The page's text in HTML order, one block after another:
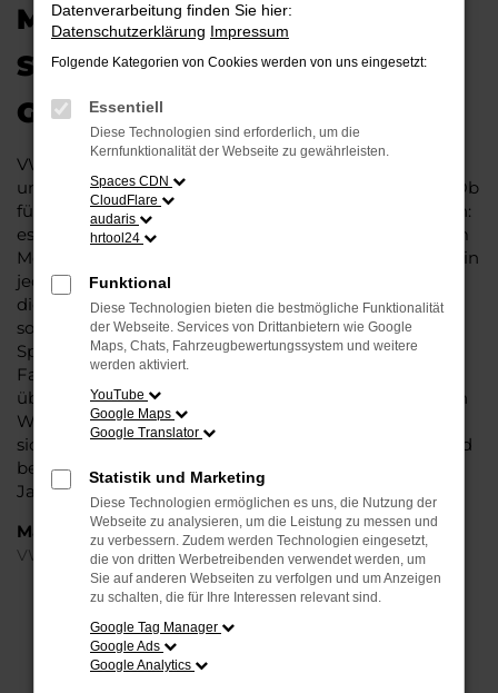
MIT DEM VW GOLF
SPORTSVAN
GEBRAUCHTWAGEN
VW Golf Sportsvan Gebrauchtwagen liegen im Trend
und das hat einen vergleichsweise einfachen Grund. Ob
für Fahrten in und um Detmold oder längere Strecken:
es existieren schlichtweg kaum Fahrzeuge, die diesem
Modell das Wasser reichen können. Die Qualität steht in
jeder Modellgeneration außer Frage. Hinzu kommen
die vielfältigen Möglichkeiten einer Individualisierung
sowie die zahlreichen Assistenzsysteme. Ein VW Golf
Sportsvan Gebrauchtwagen für Detmold ist ein
Fahrzeug, wie es kompletter nicht sein könnte und
überzeugt durch Langlebigkeit und einen sehr soliden
Werterhalt. Bei Steinböhmer kommt hinzu, dass Sie
sich über einen preislichen Nachlass freuen dürfen und
beim Kauf auf ein Unternehmen mit mehr als 80
Jahren Erfahrung setzen.
Marken
VW
FEHLER: NETWORK ERROR
Beim Laden ist ein Fehler aufgetreten.
Datenverarbeitung finden Sie hier:
Datenschutzerklärung Impressum
Folgende Kategorien von Cookies werden von uns eingesetzt:
Essentiell
Diese Technologien sind erforderlich, um die
Kernfunktionalität der Webseite zu gewährleisten.
Spaces CDN
CloudFlare
audaris
hrtool24
Funktional
Diese Technologien bieten die bestmögliche Funktionalität
der Webseite. Services von Drittanbietern wie Google
Maps, Chats, Fahrzeugbewertungssystem und weitere
werden aktiviert.
YouTube
Google Maps
Google Translator
Statistik und Marketing
Diese Technologien ermöglichen es uns, die Nutzung der
Webseite zu analysieren, um die Leistung zu messen und
zu verbessern. Zudem werden Technologien eingesetzt,
die von dritten Werbetreibenden verwendet werden, um
Sie auf anderen Webseiten zu verfolgen und um Anzeigen
zu schalten, die für Ihre Interessen relevant sind.
Google Tag Manager
Google Ads
Google Analytics